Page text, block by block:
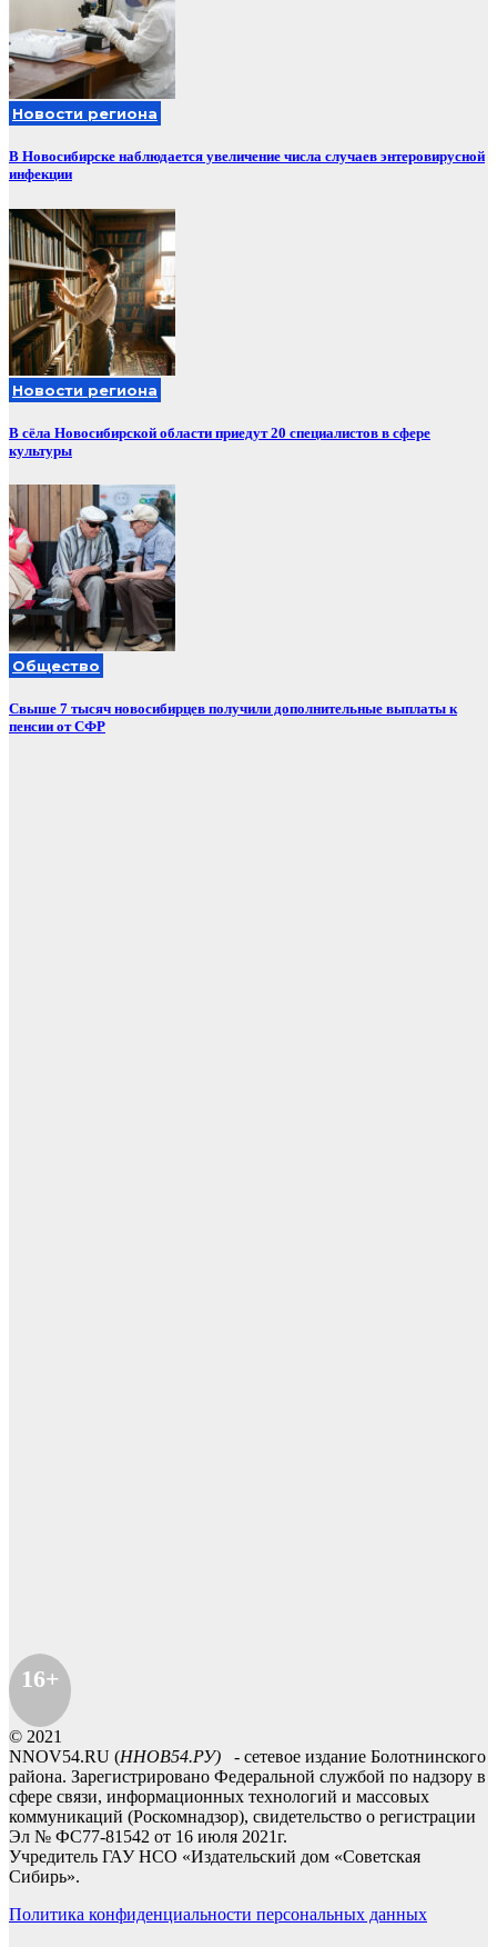
Новости региона
В Новосибирске наблюдается увеличение числа случаев энтеровирусной
инфекции
Новости региона
В сёла Новосибирской области приедут 20 специалистов в сфере
культуры
Общество
Свыше 7 тысяч новосибирцев получили дополнительные выплаты к
пенсии от СФР
16+
© 2021
NNOV54.RU (ННОВ54.РУ) - сетевое издание Болотнинского
района. Зарегистрировано Федеральной службой по надзору в
сфере связи, информационных технологий и массовых
коммуникаций (Роскомнадзор), свидетельство о регистрации
Эл № ФС77-81542 от 16 июля 2021г.
Учредитель ГАУ НСО «Издательский дом «Советская
Сибирь».
Политика конфиденциальности персональных данных